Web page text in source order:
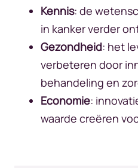
Kennis: de
in kanker verder
Gezondheid: het
verbeteren door
behandeling en
Economie:
waarde creëren